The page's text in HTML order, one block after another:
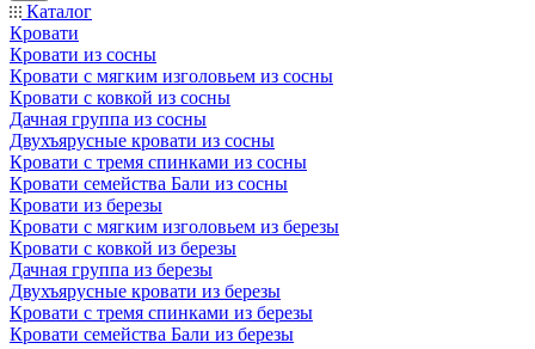
Каталог
Кровати
Кровати из сосны
Кровати с мягким изголовьем из сосны
Кровати с ковкой из сосны
Дачная группа из сосны
Двухъярусные кровати из сосны
Кровати с тремя спинками из сосны
Кровати семейства Бали из сосны
Кровати из березы
Кровати с мягким изголовьем из березы
Кровати с ковкой из березы
Дачная группа из березы
Двухъярусные кровати из березы
Кровати с тремя спинками из березы
Кровати семейства Бали из березы